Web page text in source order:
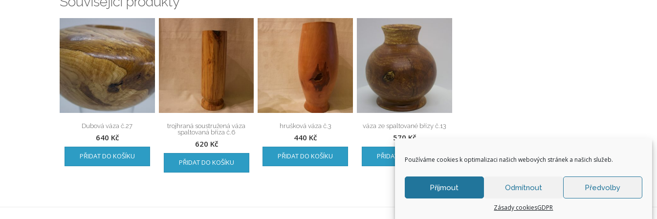
Používáme cookies k optimalizaci našich webových stránek a našich služeb.
Příjmout Odmítnout Předvolby
Zásady cookiesGDPR
Dubová váza č.27
640 Kč
PŘIDAT DO KOŠÍKU
trojhraná soustružená váza
spaltovaná bříza č.6
620 Kč
PŘIDAT DO KOŠÍKU
hrušková váza č.3
440 Kč
PŘIDAT DO KOŠÍKU
váza ze spaltované břízy č.13
570 Kč
PŘIDAT DO KOŠÍKU